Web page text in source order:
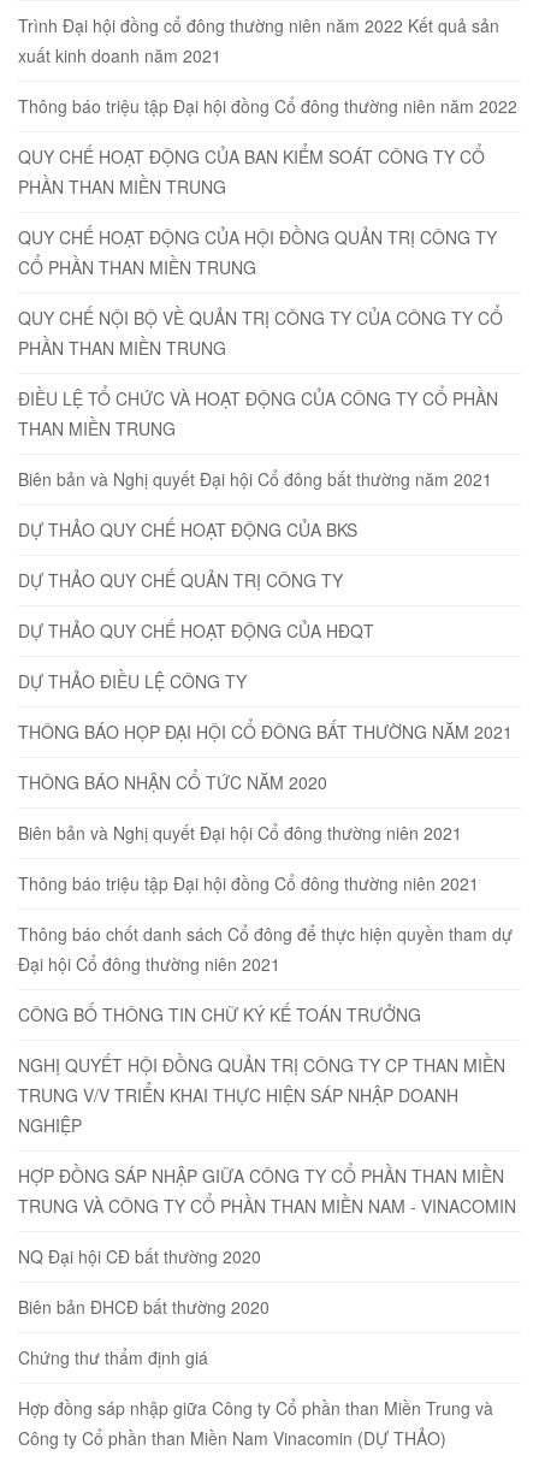
Trình Đại hội đồng cổ đông thường niên năm 2022 Kết quả sản
xuất kinh doanh năm 2021
Thông báo triệu tập Đại hội đồng Cổ đông thường niên năm 2022
QUY CHẾ HOẠT ĐỘNG CỦA BAN KIỂM SOÁT CÔNG TY CỔ
PHẦN THAN MIỀN TRUNG
QUY CHẾ HOẠT ĐỘNG CỦA HỘI ĐỒNG QUẢN TRỊ CÔNG TY
CỔ PHẦN THAN MIỀN TRUNG
QUY CHẾ NỘI BỘ VỀ QUẢN TRỊ CÔNG TY CỦA CÔNG TY CỔ
PHẦN THAN MIỀN TRUNG
ĐIỀU LỆ TỔ CHỨC VÀ HOẠT ĐỘNG CỦA CÔNG TY CỔ PHẦN
THAN MIỀN TRUNG
Biên bản và Nghị quyết Đại hội Cổ đông bất thường năm 2021
DỰ THẢO QUY CHẾ HOẠT ĐỘNG CỦA BKS
DỰ THẢO QUY CHẾ QUẢN TRỊ CÔNG TY
DỰ THẢO QUY CHẾ HOẠT ĐỘNG CỦA HĐQT
DỰ THẢO ĐIỀU LỆ CÔNG TY
THÔNG BÁO HỌP ĐẠI HỘI CỔ ĐÔNG BẤT THƯỜNG NĂM 2021
THÔNG BÁO NHẬN CỔ TỨC NĂM 2020
Biên bản và Nghị quyết Đại hội Cổ đông thường niên 2021
Thông báo triệu tập Đại hội đồng Cổ đông thường niên 2021
Thông báo chốt danh sách Cổ đông để thực hiện quyền tham dự
Đại hội Cổ đông thường niên 2021
CÔNG BỐ THÔNG TIN CHỮ KÝ KẾ TOÁN TRƯỞNG
NGHỊ QUYẾT HỘI ĐỒNG QUẢN TRỊ CÔNG TY CP THAN MIỀN
TRUNG V/V TRIỂN KHAI THỰC HIỆN SÁP NHẬP DOANH
NGHIỆP
HỢP ĐỒNG SÁP NHẬP GIỮA CÔNG TY CỔ PHẦN THAN MIỀN
TRUNG VÀ CÔNG TY CỔ PHẦN THAN MIỀN NAM - VINACOMIN
NQ Đại hội CĐ bất thường 2020
Biên bản ĐHCĐ bất thường 2020
Chứng thư thẩm định giá
Hợp đồng sáp nhập giữa Công ty Cổ phần than Miền Trung và
Công ty Cổ phần than Miền Nam Vinacomin (DỰ THẢO)